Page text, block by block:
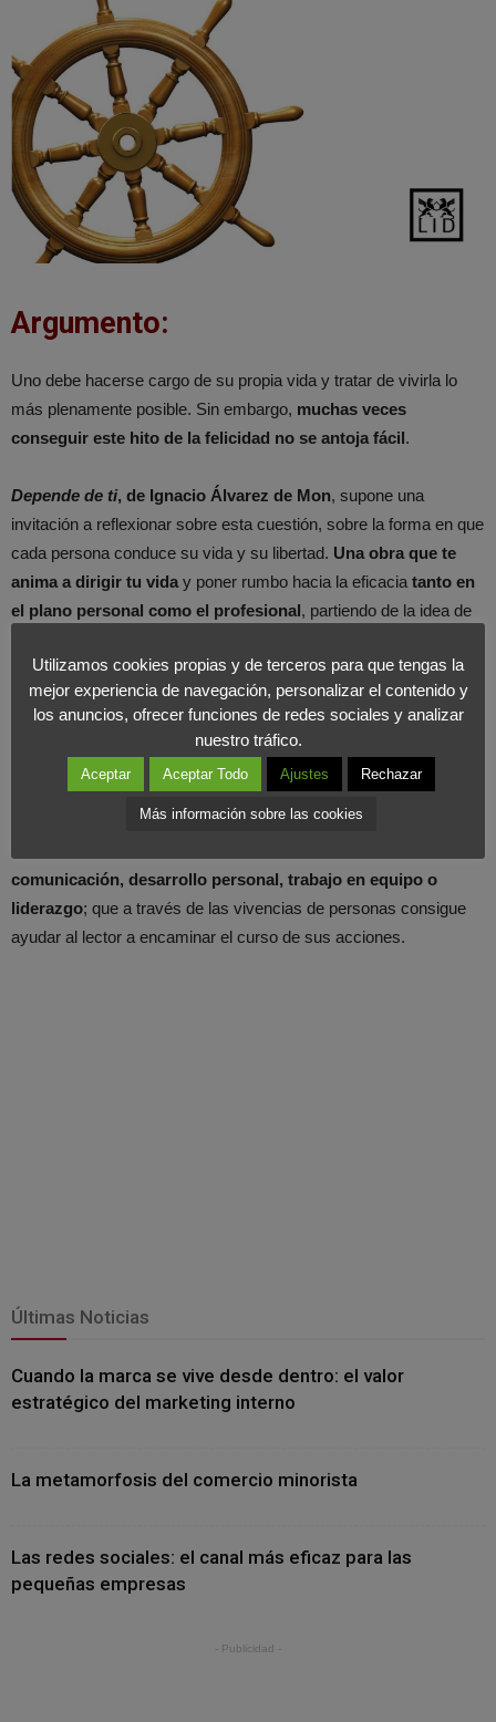
Argumento:
Uno debe hacerse cargo de su propia vida y tratar de vivirla lo
más plenamente posible. Sin embargo, muchas veces
conseguir este hito de la felicidad no se antoja fácil.
Depende de ti, de Ignacio Álvarez de Mon, supone una
invitación a reflexionar sobre esta cuestión, sobre la forma en que
cada persona conduce su vida y su libertad. Una obra que te
anima a dirigir tu viday poner rumbo hacia la eficaciatanto en
el plano personal como el profesional, partiendo de la idea de
Según señala en el prólogo Mª Jesús Álava:todas las personas
pero, gracias a la existencia de una serie de
principios bien entendidos,
podemos ser capaces de
conocerlos y potenciar lo mejor de nosotros mismos. Y
precisamente para alcanzar este éxito, su autor, Ignacio Álvarez
comunicación, desarrollo personal, trabajo en equipo o
liderazgo; que a través de las vivencias de personas consigue
ayudar al lector a encaminar el curso de sus acciones.
Últimas Noticias
Cuando la marca se vive desde dentro: el valor
estratégico del marketing interno
La metamorfosis del comercio minorista
Las redes sociales: el canal más eficaz para las
pequeñas empresas
- Publicidad -
Utilizamos cookies propias y de terceros para que tengas la
mejor experiencia de navegación, personalizar el contenido y
los anuncios, ofrecer funciones de redes sociales y analizar
nuestro tráfico.
Aceptar Aceptar Todo Ajustes Rechazar
Más información sobre las cookies